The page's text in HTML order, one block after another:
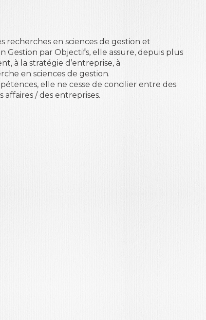
recherches en sciences de gestion et
par Objectifs, elle assure, depuis plus
à la stratégie d’entreprise, à
en sciences de gestion.
elle ne cesse de concilier entre des
/ des entreprises.